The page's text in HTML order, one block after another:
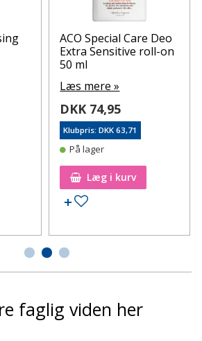
ACO Special Care Deo
Extra Sensitive roll-on
50 ml
Læs mere »
DKK 74,95
Klubpris: DKK 63,71
På lager
Læg i kurv
Tilføj til ønskeseddel
faglig viden her